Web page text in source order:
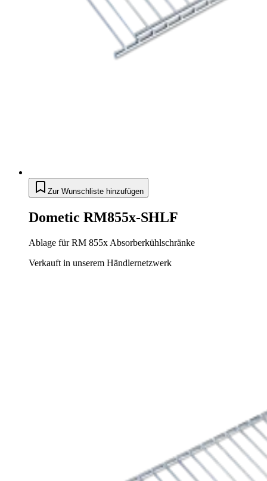
Zur Wunschliste hinzufügen
Dometic RM855x-SHLF
Ablage für RM 855x Absorberkühlschränke
Verkauft in unserem Händlernetzwerk